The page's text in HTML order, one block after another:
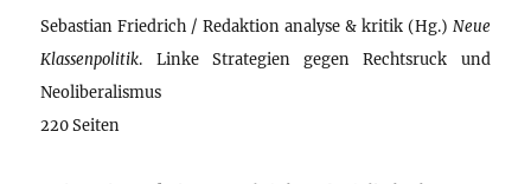
Sebastian Friedrich / Redaktion analyse & kritik (Hg.) Neue
Klassenpolitik. Linke Strategien gegen Rechtsruck und
Neoliberalismus
220 Seiten